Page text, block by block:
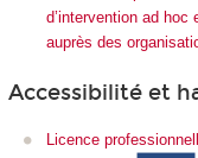
d’intervention ad hoc
auprès des
Accessibilité et
Licence